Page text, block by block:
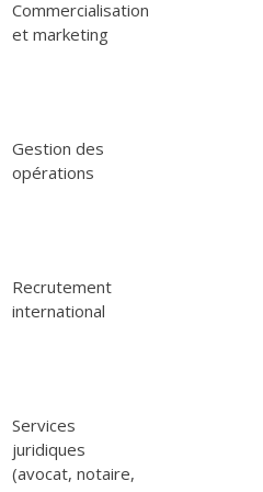
Commercialisation
et marketing
Gestion des
opérations
Recrutement
international
Services
juridiques
(avocat, notaire,